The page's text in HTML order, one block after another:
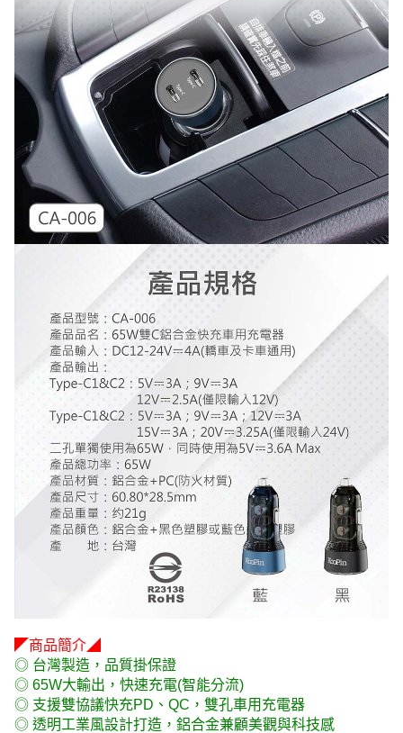
◤商品簡介◢
◎ 台灣製造，品質掛保證
◎ 65W大輸出，快速充電(智能分流)
◎ 支援雙協議快充PD、QC，雙孔車用充電器
◎ 透明工業風設計打造，鋁合金兼顧美觀與科技感